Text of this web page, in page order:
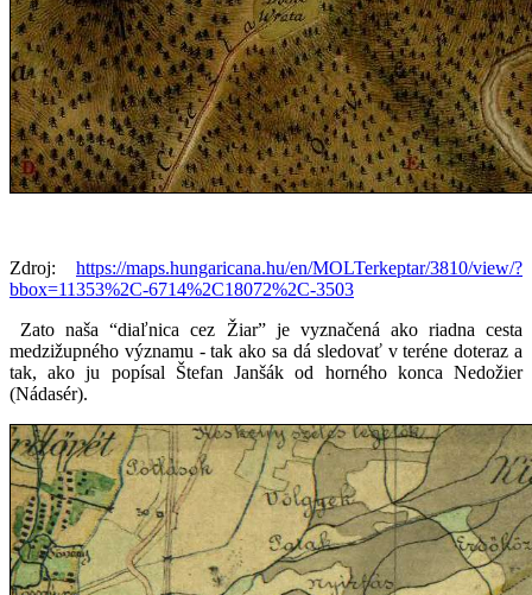
Zdroj: https://maps.hungaricana.hu/en/MOLTerkeptar/3810/view/?
bbox=11353%2C-6714%2C18072%2C-3503
Zato naša “diaľnica cez Žiar” je vyznačená ako riadna cesta
medzižupného významu - tak ako sa dá sledovať v teréne doteraz a
tak, ako ju popísal Štefan Janšák od horného konca Nedožier
(Nádasér).